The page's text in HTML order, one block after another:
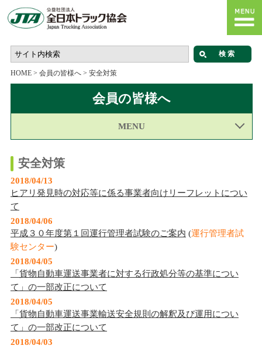
HOME> 会員の皆様へ> 安全対策
会員の皆様へ
MENU
安全対策
2018/04/13
ヒアリ発見時の対応等に係る事業者向けリーフレットについ
て
2018/04/06
平成３０年度第１回運行管理者試験のご案内 (運行管理者試
験センター)
2018/04/05
「貨物自動車運送事業者に対する行政処分等の基準につい
て」の一部改正について
2018/04/05
「貨物自動車運送事業輸送安全規則の解釈及び運用につい
て」の一部改正について
2018/04/03